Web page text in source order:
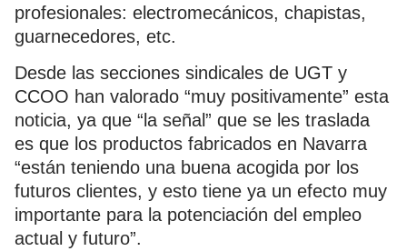
profesionales: electromecánicos, chapistas,
guarnecedores, etc.
Desde las secciones sindicales de UGT y
CCOO han valorado “muy positivamente” esta
noticia, ya que “la señal” que se les traslada
es que los productos fabricados en Navarra
“están teniendo una buena acogida por los
futuros clientes, y esto tiene ya un efecto muy
importante para la potenciación del empleo
actual y futuro”.